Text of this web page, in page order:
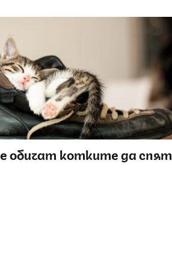
обичат котките да спят